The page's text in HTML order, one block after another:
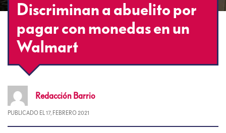
Discriminan a abuelito por
pagar con monedas en un
Walmart
Redacción Barrio
PUBLICADO EL 17, FEBRERO 2021